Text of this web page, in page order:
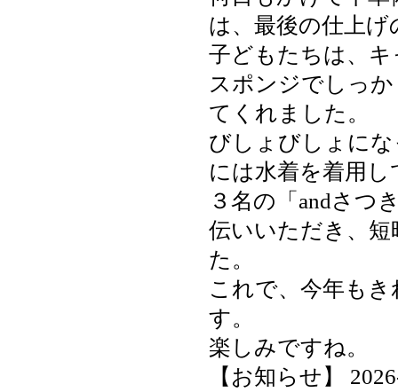
は、最後の仕上
子どもたちは、
スポンジでしっ
てくれました。
びしょびしょに
には水着を着用
３名の「andさつ
伝いいただき、
た。
これで、今年も
す。
楽しみですね。
【お知らせ】